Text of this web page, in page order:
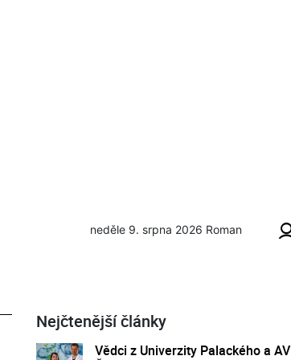
neděle 9. srpna 2026 Roman
Nejčtenější články
Vědci z Univerzity Palackého a AV